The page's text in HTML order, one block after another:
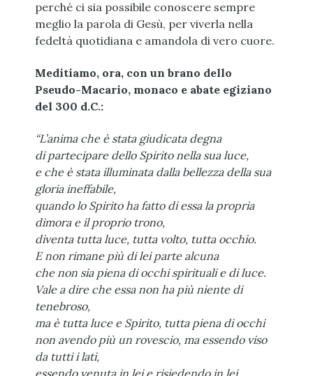
perché ci sia possibile conoscere sempre
meglio la parola di Gesù, per viverla nella
fedeltà quotidiana e amandola di vero cuore.
Meditiamo, ora, con un brano dello
Pseudo-Macario, monaco e abate egiziano
del 300 d.C.:
“L’anima che è stata giudicata degna
di partecipare dello Spirito nella sua luce,
e che è stata illuminata dalla bellezza della sua
gloria ineffabile,
quando lo Spirito ha fatto di essa la propria
dimora e il proprio trono,
diventa tutta luce, tutta volto, tutta occhio.
E non rimane più di lei parte alcuna
che non sia piena di occhi spirituali e di luce.
Vale a dire che essa non ha più niente di
tenebroso,
ma è tutta luce e Spirito, tutta piena di occhi
non avendo più un rovescio, ma essendo viso
da tutti i lati,